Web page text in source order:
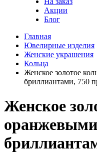
Акции
Блог
Главная
Ювелирные изделия
Женские украшения
Кольца
Женское золотое
бриллиантами, 750
Женское